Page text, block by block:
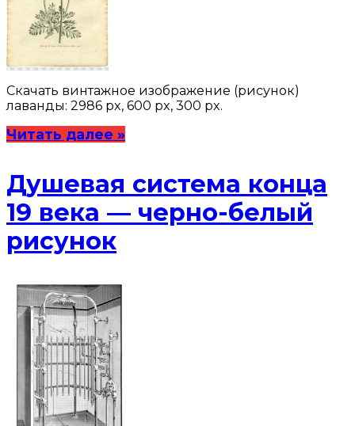
Скачать винтажное изображение (рисунок)
лаванды: 2986 px, 600 px, 300 px.
Читать далее »
Душевая система конца
19 века — черно-белый
рисунок